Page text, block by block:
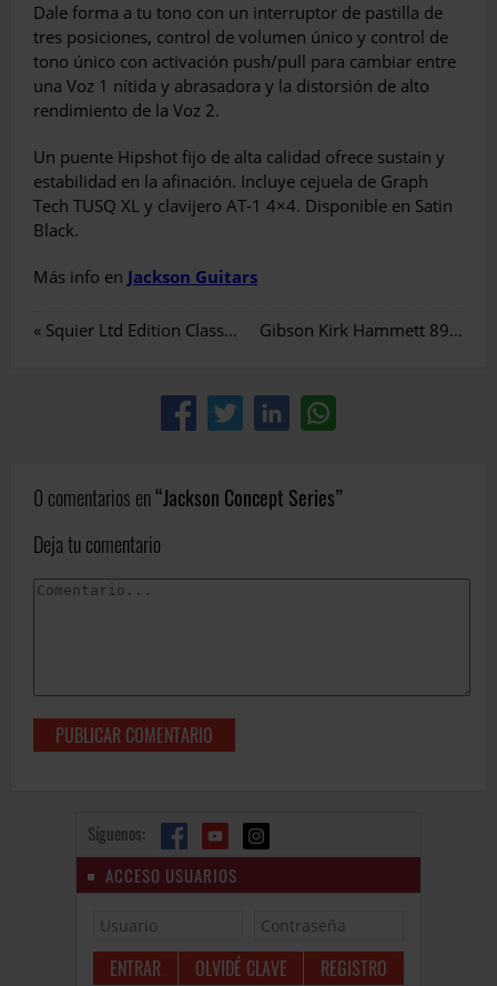
Dale forma a tu tono con un interruptor de pastilla de
tres posiciones, control de volumen único y control de
tono único con activación push/pull para cambiar entre
una Voz 1 nítida y abrasadora y la distorsión de alto
rendimiento de la Voz 2.
Un puente Hipshot fijo de alta calidad ofrece sustain y
estabilidad en la afinación. Incluye cejuela de Graph
Tech TUSQ XL y clavijero AT-1 4×4. Disponible en Satin
Black.
Más info en Jackson Guitars
« Squier Ltd Edition Classic Vibe Gibson Kirk Hammett 89 LP Custom
0 comentarios en Jackson Concept Series
Deja tu comentario
Síguenos:
ACCESO USUARIOS
OLVIDÉ CLAVE REGISTRO